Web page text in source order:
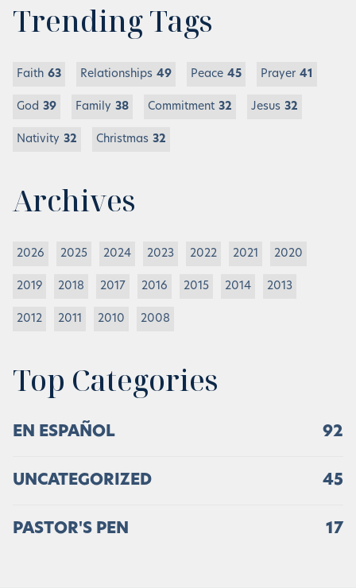
Trending Tags
Faith 63 Relationships 49 Peace 45 Prayer 41
God 39 Family 38 Commitment 32 Jesus 32
Nativity 32 Christmas 32
Archives
2026 2025 2024 2023 2022 2021 2020
2019 2018 2017 2016 2015 2014 2013
2012 2011 2010 2008
Top Categories
EN ESPAÑOL 92
UNCATEGORIZED 45
PASTOR'S PEN 17